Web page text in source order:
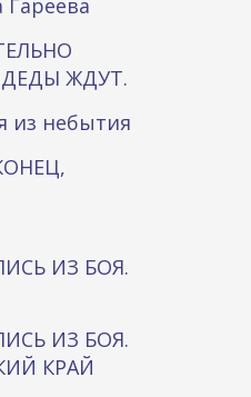
ЖДУТ.
из небытия
ИЗ БОЯ.
ИЗ БОЯ.
КРАЙ